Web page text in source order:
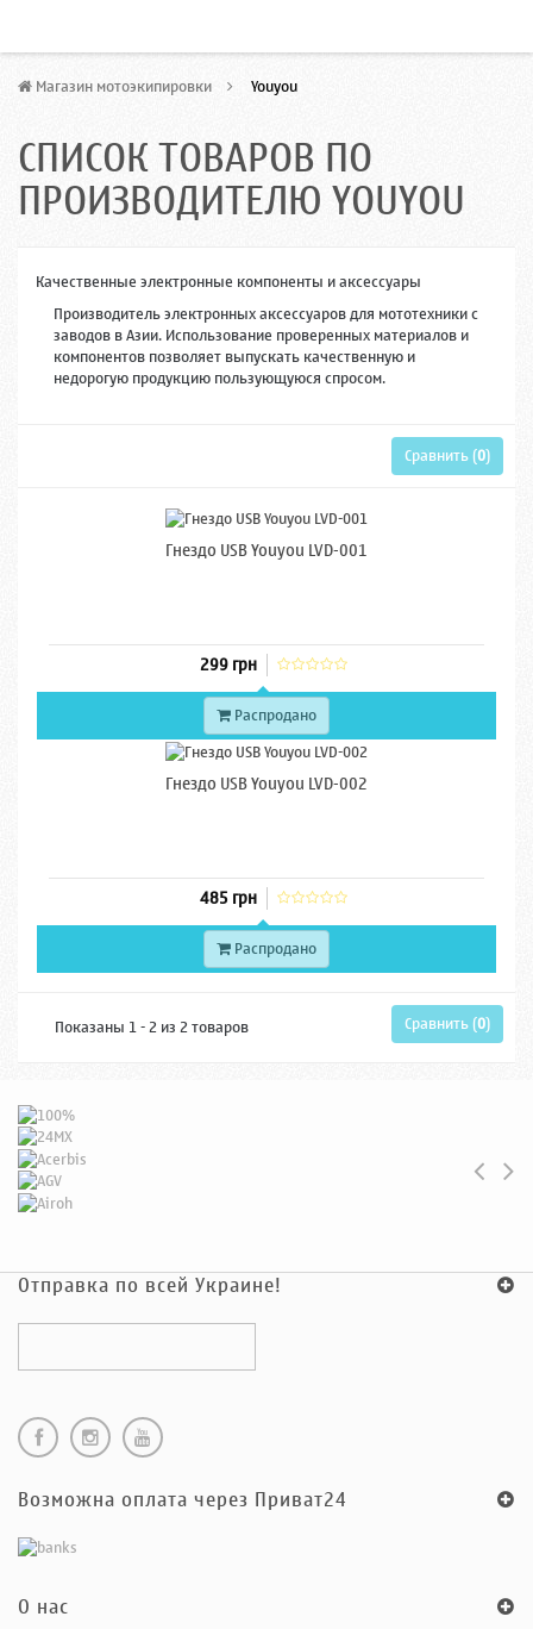
Магазин мотоэкипировки > Youyou
СПИСОК ТОВАРОВ ПО
ПРОИЗВОДИТЕЛЮ YOUYOU
Качественные электронные компоненты и аксессуары
Производитель электронных аксессуаров для мототехники с
заводов в Азии. Использование проверенных материалов и
компонентов позволяет выпускать качественную и
недорогую продукцию пользующуюся спросом.
Сравнить (0)
Гнездо USB Youyou LVD-001
299 грн
Распродано
Гнездо USB Youyou LVD-002
485 грн
Распродано
Показаны 1 - 2 из 2 товаров Сравнить (0)
Отправка по всей Украине!
Возможна оплата через Приват24
O нас